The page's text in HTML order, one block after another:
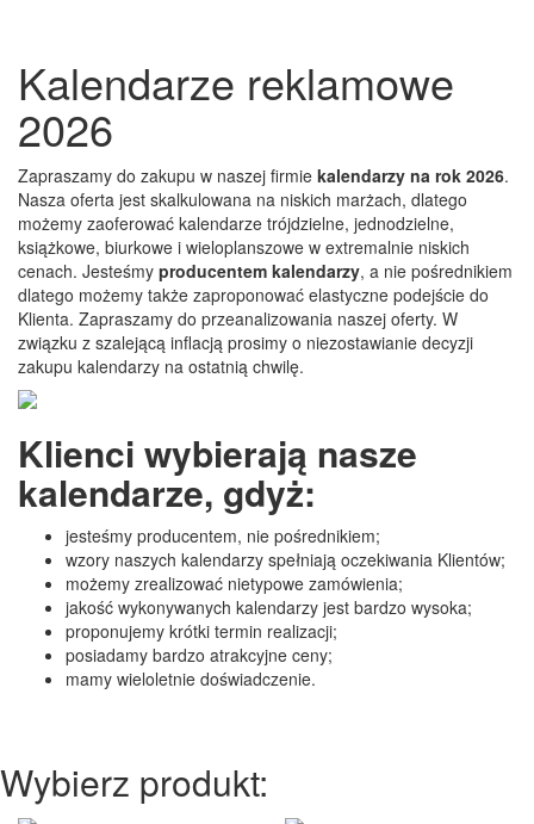
Kalendarze reklamowe
2026
Zapraszamy do zakupu w naszej firmie kalendarzy na rok 2026.
Nasza oferta jest skalkulowana na niskich marżach, dlatego
możemy zaoferować kalendarze trójdzielne, jednodzielne,
książkowe, biurkowe i wieloplanszowe w extremalnie niskich
cenach. Jesteśmy producentem kalendarzy, a nie pośrednikiem
dlatego możemy także zaproponować elastyczne podejście do
Klienta. Zapraszamy do przeanalizowania naszej oferty. W
związku z szalejącą inflacją prosimy o niezostawianie decyzji
zakupu kalendarzy na ostatnią chwilę.
Klienci wybierają nasze
kalendarze, gdyż:
jesteśmy producentem, nie pośrednikiem;
wzory naszych kalendarzy spełniają oczekiwania Klientów;
możemy zrealizować nietypowe zamówienia;
jakość wykonywanych kalendarzy jest bardzo wysoka;
proponujemy krótki termin realizacji;
posiadamy bardzo atrakcyjne ceny;
mamy wieloletnie doświadczenie.
Wybierz produkt: